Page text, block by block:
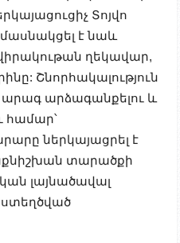
Տոյվո
է նաև
ղեկավար,
Շնորհակալություն
արագ արձագանքելու և
համար՝
ներկայացրել է
տարածքի
լայնածավալ